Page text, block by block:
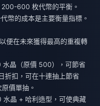
600 枚代幣的平衡。
幣的成本是主要衡量指標。
便在未來獲得最高的重複轉
晶（原價 500），可節省
折扣，可在十連抽上節省
價單抽。
晶 + 哈利造型，可使典藏